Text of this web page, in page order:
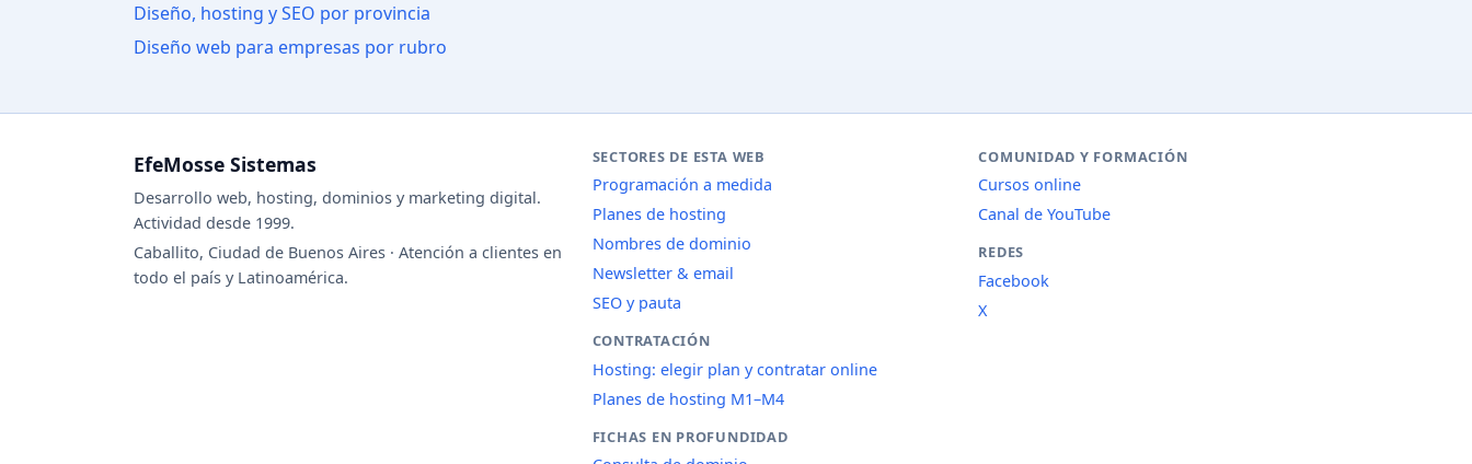
Diseño, hosting y SEO por provincia
Diseño web para empresas por rubro
EfeMosse Sistemas
Desarrollo web, hosting, dominios y marketing digital.
Actividad desde 1999.
Caballito, Ciudad de Buenos Aires · Atención a clientes en
todo el país y Latinoamérica.
SECTORES DE ESTA WEB
Programación a medida
Planes de hosting
Nombres de dominio
Newsletter & email
SEO y pauta
CONTRATACIÓN
Hosting: elegir plan y contratar online
Planes de hosting M1–M4
FICHAS EN PROFUNDIDAD
COMUNIDAD Y FORMACIÓN
Cursos online
Canal de YouTube
REDES
Facebook
X